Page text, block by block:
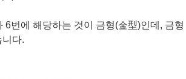
번에 해당하는 것이 금형(金型)인데, 금형
다.